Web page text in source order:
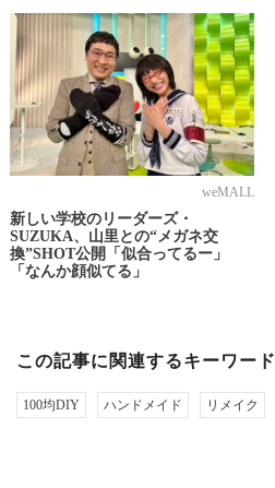
weMALL
新しい学校のリーダーズ・
SUZUKA、山里との“メガネ交
換”SHOT公開「似合ってるー」
「なんか顔似てる」
この記事に関連するキーワード
100均DIY ハンドメイド リメイク